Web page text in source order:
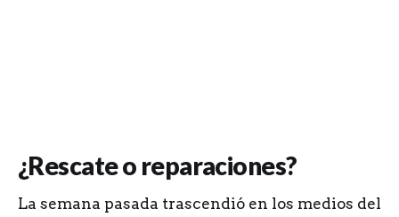
¿Rescate o reparaciones?
La semana pasada trascendió en los medios del